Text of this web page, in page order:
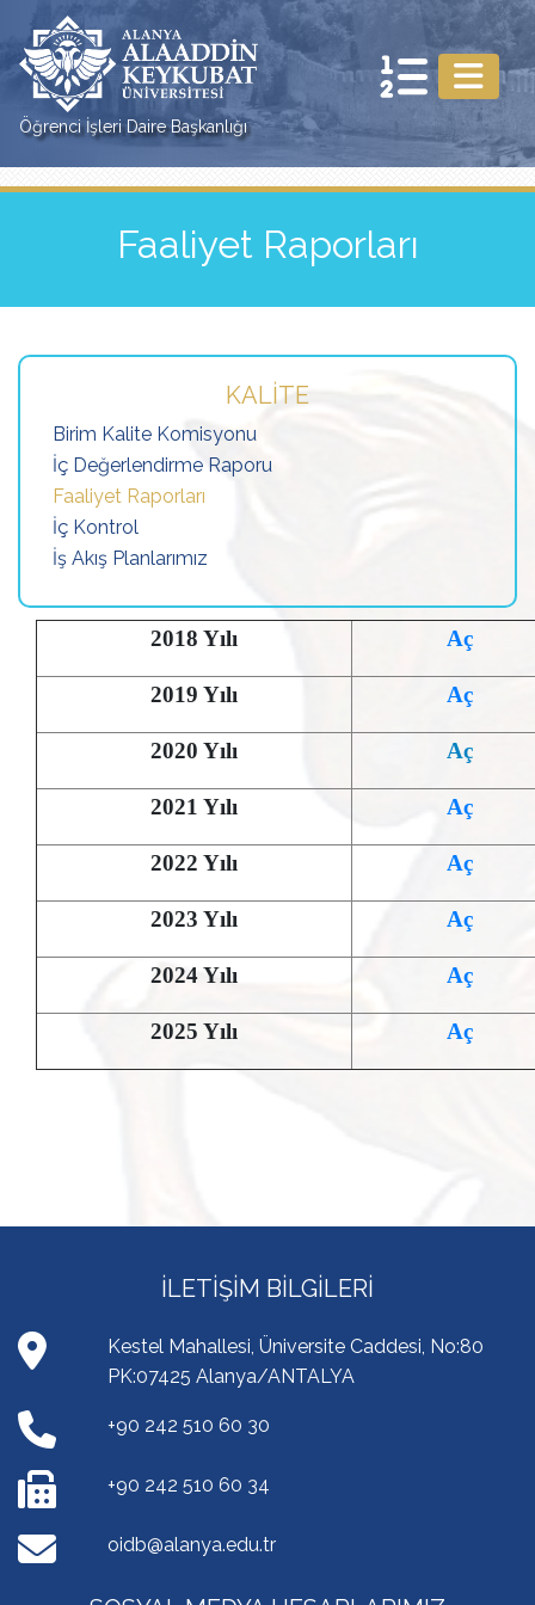
Öğrenci İşleri Daire Başkanlığı
Faaliyet Raporları
KALITE
Birim Kalite Komisyonu
İç Değerlendirme Raporu
Faaliyet Raporları
İç Kontrol
İş Akış Planlarımız
2018 Yılı Aç
2019 Yılı Aç
2020 Yılı Aç
2021 Yılı Aç
2022 Yılı Aç
2023 Yılı Aç
2024 Yılı Aç
2025 Yılı Aç
İLETIŞIM BILGILERI
Kestel Mahallesi, Üniversite Caddesi, No:80
PK:07425 Alanya/ANTALYA
+90 242 510 60 30
+90 242 510 60 34
oidb@alanya.edu.tr